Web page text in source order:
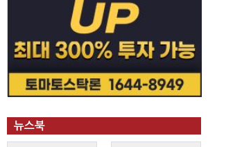
뉴스북